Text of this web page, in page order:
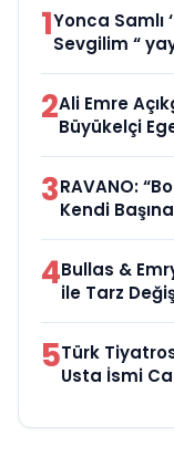
1Yonca Samlı
Sevgilim “
2Ali Emre
Büyükelçi
3RAVANO:
Kendi
4Bullas &
ile Tarz
5Türk
Usta İsmi